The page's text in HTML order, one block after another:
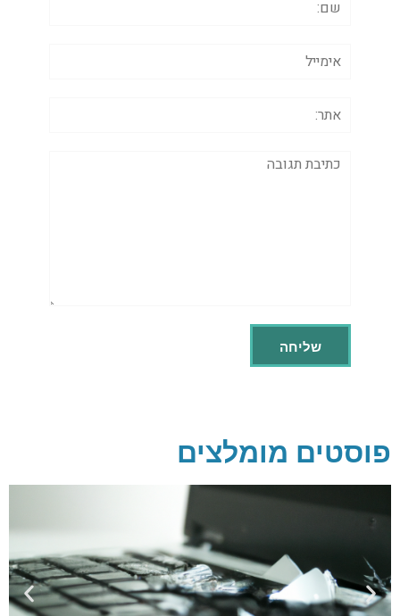
תגובה
פוסטים מומלצים